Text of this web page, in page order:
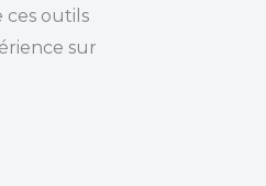
ces outils
sur